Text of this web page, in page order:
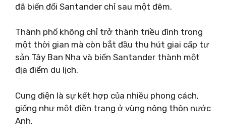
đã biến đổi Santander chỉ sau một đêm.
Thành phố không chỉ trở thành triều đình trong
một thời gian mà còn bắt đầu thu hút giai cấp tư
sản Tây Ban Nha và biến Santander thành một
địa điểm du lịch.
Cung điện là sự kết hợp của nhiều phong cách,
giống như một điền trang ở vùng nông thôn nước
Anh.